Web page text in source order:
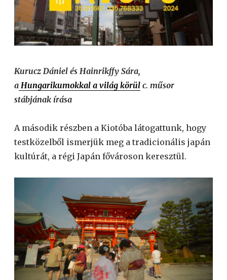
Kurucz Dániel és Hainrikffy Sára,
a Hungarikumokkal a világ körül c. műsor
stábjának írása
A második részben a Kiotóba látogattunk, hogy
testközelből ismerjük meg a tradicionális japán
kultúrát, a régi Japán fővároson keresztül.